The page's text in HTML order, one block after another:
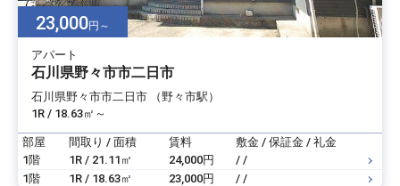
23,000円～
アパート
石川県野々市市二日市
石川県野々市市二日市 （野々市駅）
1R / 18.63㎡～
部屋 間取り / 面積 賃料
敷金 / 保証金 / 礼金
1階
1R / 21.11㎡ 24,000円
/ /
1階
1R / 18.63㎡ 23,000円 / /